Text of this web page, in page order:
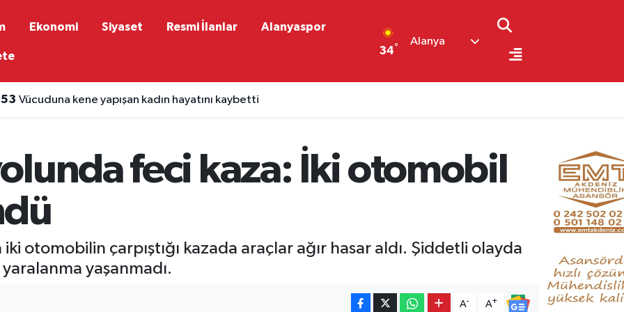
Ekonomi Siyaset Resmi İlanlar Alanyaspor
34°
Alanya
Vücuduna kene yapışan kadın hayatını kaybetti
feci kaza: İki otomobil
otomobilin çarpıştığı kazada araçlar ağır hasar aldı. Şiddetli olayda
yaralanma yaşanmadı.
A- A+